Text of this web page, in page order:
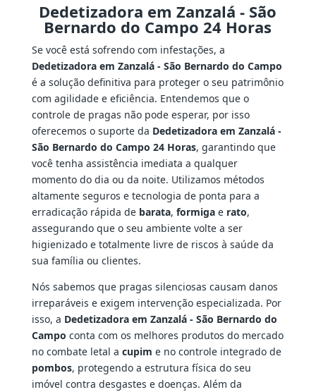
Dedetizadora em Zanzalá - São
Bernardo do Campo 24 Horas
Se você está sofrendo com infestações, a
Dedetizadora em Zanzalá - São Bernardo do Campo
é a solução definitiva para proteger o seu patrimônio
com agilidade e eficiência. Entendemos que o
controle de pragas não pode esperar, por isso
oferecemos o suporte da Dedetizadora em Zanzalá -
São Bernardo do Campo 24 Horas, garantindo que
você tenha assistência imediata a qualquer
momento do dia ou da noite. Utilizamos métodos
altamente seguros e tecnologia de ponta para a
erradicação rápida de barata, formigae rato,
assegurando que o seu ambiente volte a ser
higienizado e totalmente livre de riscos à saúde da
sua família ou clientes.
Nós sabemos que pragas silenciosas causam danos
irreparáveis e exigem intervenção especializada. Por
isso, a Dedetizadora em Zanzalá - São Bernardo do
Campo conta com os melhores produtos do mercado
no combate letal a cupim e no controle integrado de
pombos, protegendo a estrutura física do seu
imóvel contra desgastes e doenças. Além da